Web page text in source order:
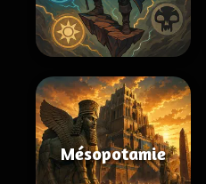
Mésopotamie